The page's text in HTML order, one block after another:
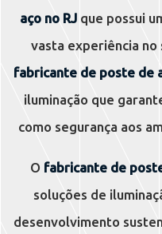
aço no RJque possui
vasta experiência no
fabricante de poste de
iluminação que
como segurança aos
O fabricante de
soluções de
desenvolvimento